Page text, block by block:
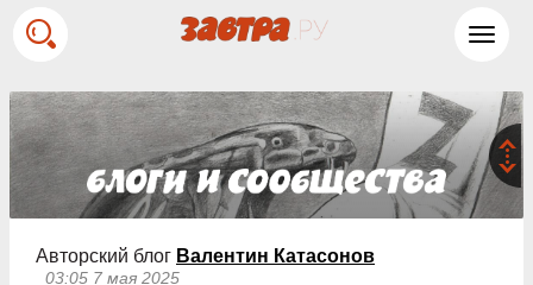
Авторский блог Валентин Катасонов
03:05 7 мая 2025